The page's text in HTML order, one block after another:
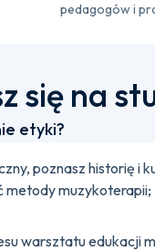
pedagogów i
się na
etyki?
poznasz historię i
metody muzykoterapii;
warsztatu edukacji